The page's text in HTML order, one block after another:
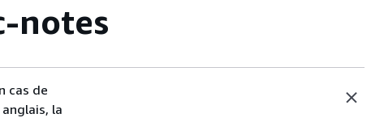
notes
cas de
la